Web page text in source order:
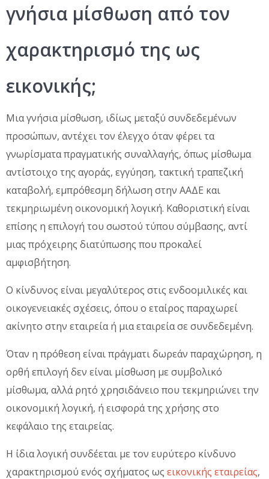
γνήσια μίσθωση από τον
χαρακτηρισμό της ως
εικονικής;
Μια γνήσια μίσθωση, ιδίως μεταξύ συνδεδεμένων
προσώπων, αντέχει τον έλεγχο όταν φέρει τα
γνωρίσματα πραγματικής συναλλαγής, όπως μίσθωμα
αντίστοιχο της αγοράς, εγγύηση, τακτική τραπεζική
καταβολή, εμπρόθεσμη δήλωση στην ΑΑΔΕ και
τεκμηριωμένη οικονομική λογική. Καθοριστική είναι
επίσης η επιλογή του σωστού τύπου σύμβασης, αντί
μιας πρόχειρης διατύπωσης που προκαλεί
αμφισβήτηση.
Ο κίνδυνος είναι μεγαλύτερος στις ενδοομιλικές και
οικογενειακές σχέσεις, όπου ο εταίρος παραχωρεί
ακίνητο στην εταιρεία ή μια εταιρεία σε συνδεδεμένη.
Όταν η πρόθεση είναι πράγματι δωρεάν παραχώρηση, η
ορθή επιλογή δεν είναι μίσθωση με συμβολικό
μίσθωμα, αλλά ρητό χρησιδάνειο που τεκμηριώνει την
οικονομική λογική, ή εισφορά της χρήσης στο
κεφάλαιο της εταιρείας.
Η ίδια λογική συνδέεται με τον ευρύτερο κίνδυνο
χαρακτηρισμού ενός σχήματος ως εικονικής εταιρείας,